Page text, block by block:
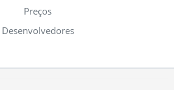
Preços
Desenvolvedores